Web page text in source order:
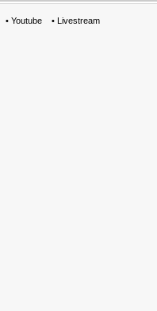
• Youtube • Livestream